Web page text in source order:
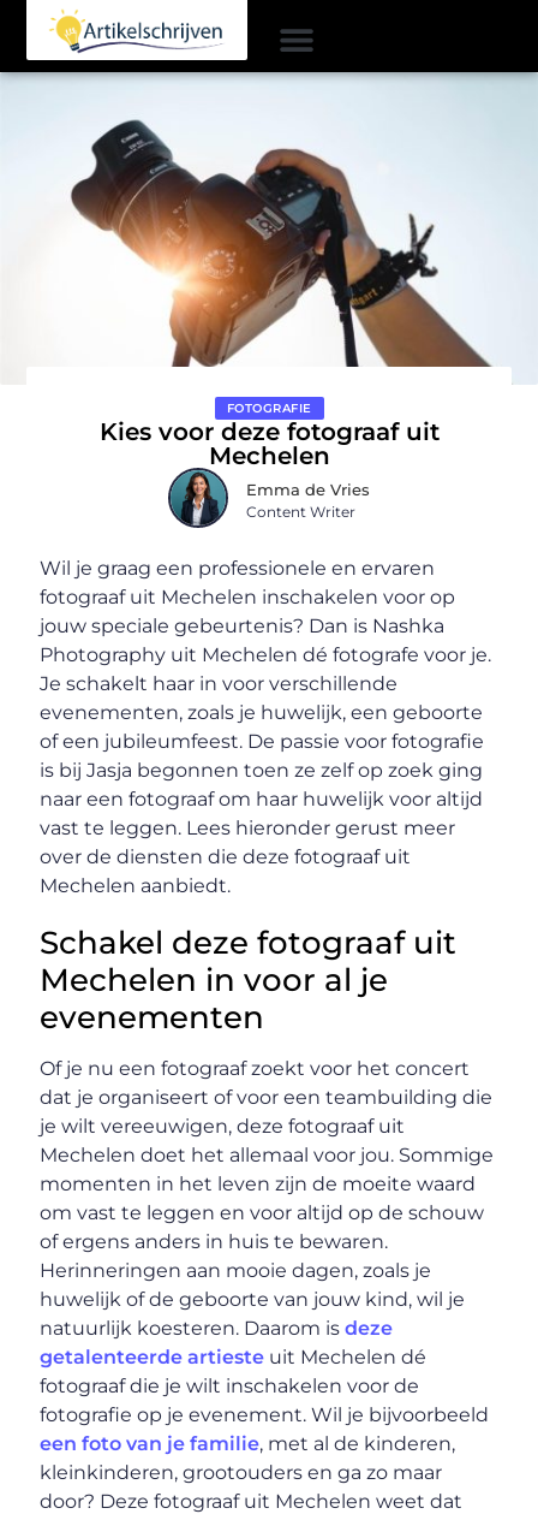
FOTOGRAFIE
Kies voor deze fotograaf uit
Mechelen
Emma de Vries
Content Writer
Wil je graag een professionele en ervaren
fotograaf uit Mechelen inschakelen voor op
jouw speciale gebeurtenis? Dan is Nashka
Photography uit Mechelen dé fotografe voor je.
Je schakelt haar in voor verschillende
evenementen, zoals je huwelijk, een geboorte
of een jubileumfeest. De passie voor fotografie
is bij Jasja begonnen toen ze zelf op zoek ging
naar een fotograaf om haar huwelijk voor altijd
vast te leggen. Lees hieronder gerust meer
over de diensten die deze fotograaf uit
Mechelen aanbiedt.
Schakel deze fotograaf uit
Mechelen in voor al je
evenementen
Of je nu een fotograaf zoekt voor het concert
dat je organiseert of voor een teambuilding die
je wilt vereeuwigen, deze fotograaf uit
Mechelen doet het allemaal voor jou. Sommige
momenten in het leven zijn de moeite waard
om vast te leggen en voor altijd op de schouw
of ergens anders in huis te bewaren.
Herinneringen aan mooie dagen, zoals je
huwelijk of de geboorte van jouw kind, wil je
natuurlijk koesteren. Daarom isdeze
getalenteerde artieste uit Mechelen dé
fotograaf die je wilt inschakelen voor de
fotografie op je evenement. Wil je bijvoorbeeld
een foto van je familie, met al de kinderen,
kleinkinderen, grootouders en ga zo maar
door? Deze fotograaf uit Mechelen weet dat